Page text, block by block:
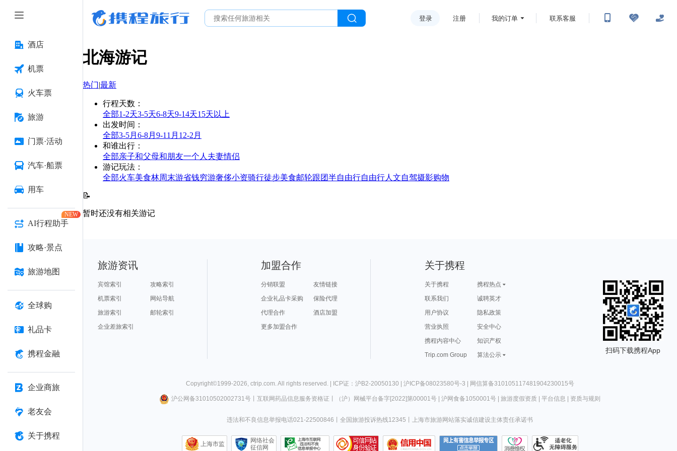
酒店
机票
火车票
旅游
门票·活动
汽车·船票
用车
AI行程助手
NEW
攻略·景点
旅游地图
全球购
礼品卡
携程金融
企业商旅
老友会
关于携程
登录 注册 我的订单 联系客服
北海游记
热门|最新
行程天数 ：
全部1-2天3-5天6-8天9-14天15天以上
出发时间 ：
全部3-5月 6-8月 9-11月 12-2月
和谁出行 ：
全部亲子和父母和朋友一个人 夫妻情侣
游记玩法 ：
全部火车美食林周末游省钱穷游奢侈小资骑行徒步美食邮轮跟团半自由行自由行人文自驾摄影购物
📝
暂时还没有相关游记
旅游资讯
宾馆索引
攻略索引
机票索引
网站导航
旅游索引
邮轮索引
企业差旅索引
加盟合作
分销联盟
友情链接
企业礼品卡采购
保险代理
代理合作
酒店加盟
更多加盟合作
关于携程
关于携程
携程热点
联系我们
诚聘英才
用户协议
隐私政策
营业执照
安全中心
携程内容中心
知识产权
Trip.com Group
算法公示
扫码下载携程App
Copyright©1999-2026, ctrip.com. All rights reserved. | ICP证：沪B2-20050130 | 沪ICP备08023580号-3 | 网信算备310105117481904230015号
沪公网备31010502002731号丨 互联网药品信息服务资格证 （沪）网械平台备字[2022]第00001号| 沪网食备1050001号| 旅游度假资质| 平台信息 资质与规则
违法和不良信息举报电话021-22500846 全国旅游投诉热线12345 上海市旅游网站落实诚信建设主体责任承诺书
上海市监
网络社会
征信网